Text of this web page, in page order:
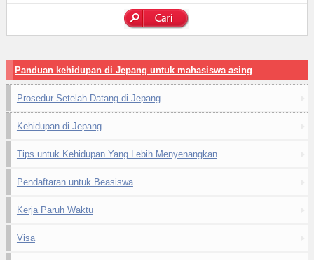
Panduan kehidupan di Jepang untuk mahasiswa asing
Prosedur Setelah Datang di Jepang
Kehidupan di Jepang
Tips untuk Kehidupan Yang Lebih Menyenangkan
Pendaftaran untuk Beasiswa
Kerja Paruh Waktu
Visa